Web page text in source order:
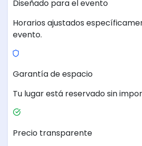
Diseñado para el evento
Horarios ajustados
evento.
Garantía de espacio
Tu lugar está reservado sin
Precio transparente